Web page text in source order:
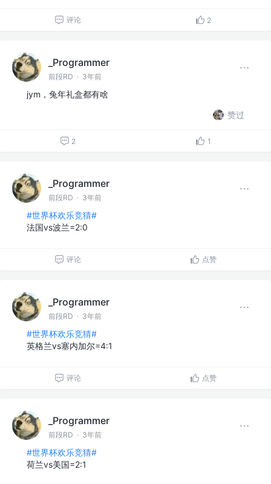
评论 2
_Programmer
前段RD · 3年前
jym，兔年礼盒都有啥
赞过
2 1
_Programmer
前段RD · 3年前
#世界杯欢乐竞猜#
法国vs波兰=2:0
评论 点赞
_Programmer
前段RD · 3年前
#世界杯欢乐竞猜#
英格兰vs塞内加尔=4:1
评论 点赞
_Programmer
前段RD · 3年前
#世界杯欢乐竞猜#
荷兰vs美国=2:1